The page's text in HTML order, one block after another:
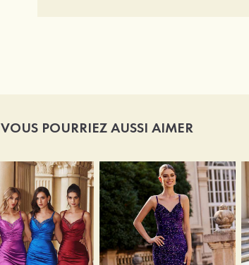
VOUS POURRIEZ AUSSI AIMER